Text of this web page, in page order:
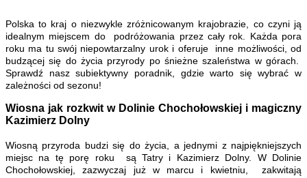
Polska to kraj o niezwykle zróżnicowanym krajobrazie, co czyni ją
idealnym miejscem do podróżowania przez cały rok. Każda pora
roku ma tu swój niepowtarzalny urok i oferuje inne możliwości, od
budzącej się do życia przyrody po śnieżne szaleństwa w górach.
Sprawdź nasz subiektywny poradnik, gdzie warto się wybrać w
zależności od sezonu!
Wiosna jak rozkwit w Dolinie Chochołowskiej i magiczny
Kazimierz Dolny
Wiosną przyroda budzi się do życia, a jednymi z najpiękniejszych
miejsc na tę porę roku są Tatry i Kazimierz Dolny. W Dolinie
Chochołowskiej, zazwyczaj już w marcu i kwietniu, zakwitają